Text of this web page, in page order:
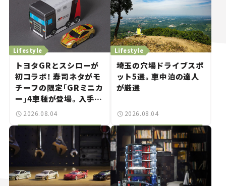
トヨタGRとスシローが
初コラボ！ 寿司ネタがモ
チーフの限定「GRミニカ
ー」4車種が登場。入手方
法は？【クルマとホビー】
Lifestyle
2026.08.04
埼玉の穴場ドライブスポ
ット5選。車中泊の達人
が厳選
Lifestyle
2026.08.04